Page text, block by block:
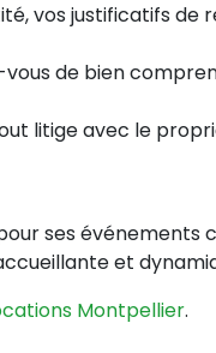
vos justificatifs
de bien
litige avec le
ses événements
et
Montpellier.